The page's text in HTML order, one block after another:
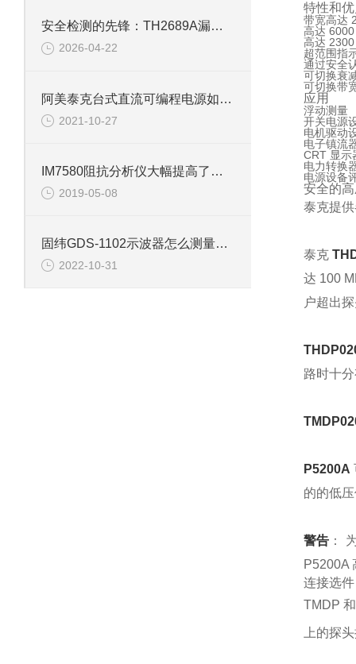
安全检测的先锋：TH2689A漏电流绝缘测试仪的性能优势
2026-04-22
阿美泰克台式直流可编程电源如何保养维护？
2021-10-27
IM7580阻抗分析仪大幅提高了生产效率
2019-05-08
固纬GDS-1102示波器怎么测量相位？
2022-10-31
特性和
带宽高达
高达
高达
超范围指
通过安全
可切换衰
可切换带
应用
浮动测量
开关电源
电机驱动
电子镇流
CRT 显示
电力转换
电源设备
安全的
泰克提
泰克
达 100
户超出
路时十
P5200A
的的低
警告 ：
P5200A
连接选件
TMDP
上的探